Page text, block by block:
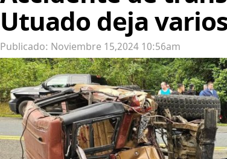
Utuado deja
Publicado: Noviembre 15,2024 10:56am